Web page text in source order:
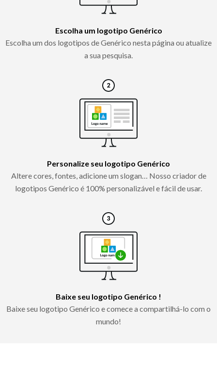
Escolha um logotipo Genérico
Escolha um dos logotipos de Genérico nesta página ou atualize
a sua pesquisa.
Personalize seu logotipo Genérico
Altere cores, fontes, adicione um slogan… Nosso criador de
logotipos Genérico é 100% personalizável e fácil de usar.
Baixe seu logotipo Genérico !
Baixe seu logotipo Genérico e comece a compartilhá-lo com o
mundo!